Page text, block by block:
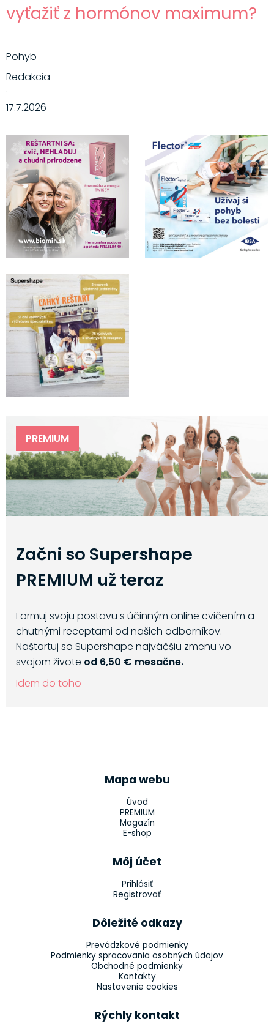
vyťažiť z hormónov maximum?
Pohyb
Redakcia
·
17.7.2026
PREMIUM
Začni so Supershape
PREMIUM už teraz
Formuj svoju postavu s účinným online cvičením a
chutnými receptami od našich odborníkov.
Naštartuj so Supershape najväčšiu zmenu vo
svojom živote od 6,50 € mesačne.
Idem do toho
Mapa webu
Úvod
PREMIUM
Magazín
E-shop
Môj účet
Prihlásiť
Registrovať
Dôležité odkazy
Prevádzkové podmienky
Podmienky spracovania osobných údajov
Obchodné podmienky
Kontakty
Nastavenie cookies
Rýchly kontakt